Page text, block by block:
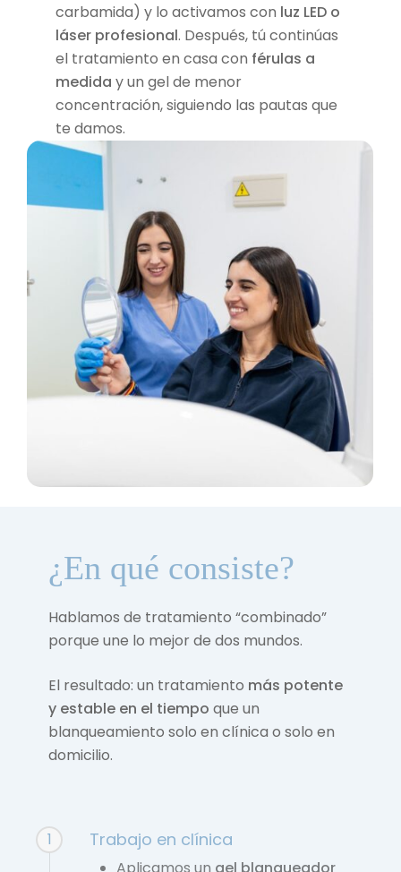
carbamida) y lo activamos con luz LED o
láser profesional. Después, tú continúas
el tratamiento en casa con férulas a
medida y un gel de menor
concentración, siguiendo las pautas que
te damos.
¿En qué consiste?
Hablamos de tratamiento “combinado”
porque une lo mejor de dos mundos.
El resultado: un tratamiento más potente
y estable en el tiempo que un
blanqueamiento solo en clínica o solo en
domicilio.
1 Trabajo en clínica
Aplicamos un gel blanqueador